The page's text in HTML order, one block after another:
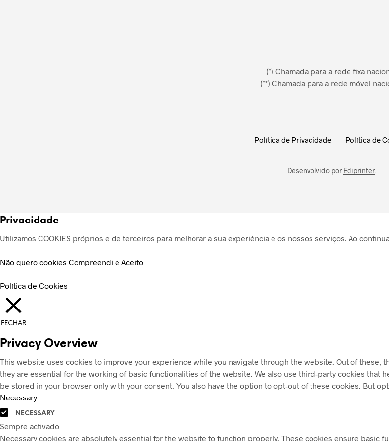
(*) Chamada para a rede fixa
(**) Chamada para a rede móvel
Política de Privacidade Política de
Desenvolvido por Ediprinter
Privacidade
Utilizamos COOKIES próprios e de terceiros para melhorar a sua experiência e os nossos serviços. Ao
Não quero cookies Compreendi e Aceito
Política de Cookies
FECHAR
Privacy Overview
This website uses cookies to improve your experience while you navigate through the website. Out of these,
they are essential for the working of basic functionalities of the website. We also use third-party cookies that
be stored in your browser only with your consent. You also have the option to opt-out of these cookies. But
Necessary
NECESSARY
Sempre activado
Necessary cookies are absolutely essential for the website to function properly. These cookies ensure basic